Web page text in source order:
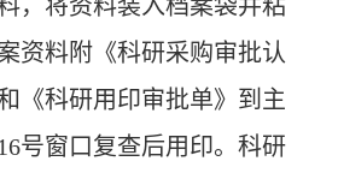
，将资料装入档案袋并粘
资料附《科研采购审批认
《科研用印审批单》到主
号窗口复查后用印。科研